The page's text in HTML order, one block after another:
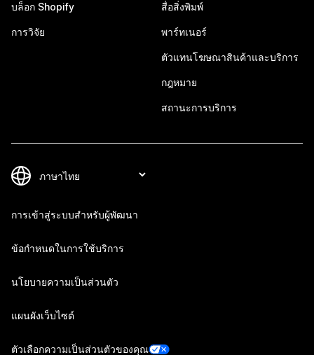
บล็อก Shopify
การวิจัย
สื่อสิ่งพิมพ์
พาร์ทเนอร์
ตัวแทนโฆษณาสินค้าและบริการ
กฎหมาย
สถานะการบริการ
การเข้าสู่ระบบสำหรับผู้พัฒนา
ข้อกำหนดในการใช้บริการ
นโยบายความเป็นส่วนตัว
แผนผังเว็บไซต์
ตัวเลือกความเป็นส่วนตัวของคุณ